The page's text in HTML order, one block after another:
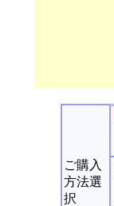
ご購入
方法選
択